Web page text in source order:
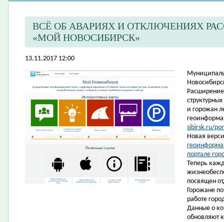
ВСЁ ОБ АВАРИЯХ И ОТКЛЮЧЕНИЯХ
«МОЙ НОВОСИБИРСК»
13.11.2017 12:00
и горожан
sibirsk.ru/
Новая
портале
Теперь
посвящен
Горожане
работе
Данные о
обновляют